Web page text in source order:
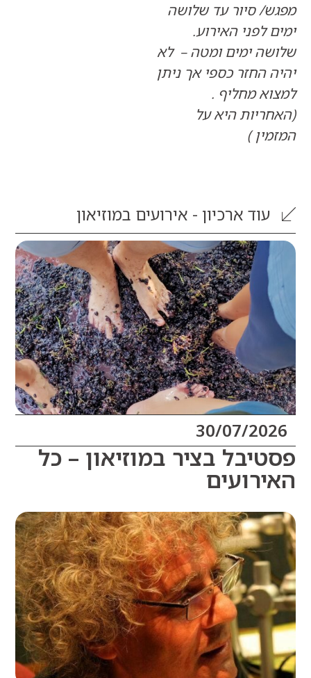
סיור עד שלושה
לפני האירוע.
ימים ומטה – לא
החזר כספי אך ניתן
מחליף .
היא על
)
עודארכיון - אירועים במוזיאון
30/07/
בציר במוזיאון – כל